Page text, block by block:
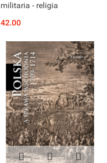
militaria - religia
42.00